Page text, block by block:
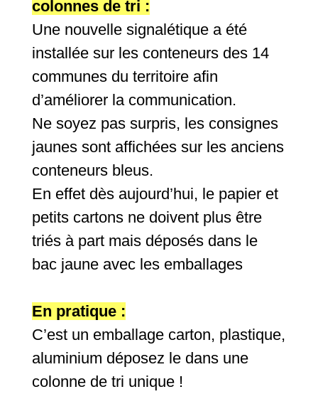
colonnes de tri :
Une nouvelle signalétique a été
installée sur les conteneurs des 14
communes du territoire afin
d’améliorer la communication.
Ne soyez pas surpris, les consignes
jaunes sont affichées sur les anciens
conteneurs bleus.
En effet dès aujourd’hui, le papier et
petits cartons ne doivent plus être
triés à part mais déposés dans le
bac jaune avec les emballages
En pratique :
C’est un emballage carton, plastique,
aluminium déposez le dans une
colonne de tri unique !